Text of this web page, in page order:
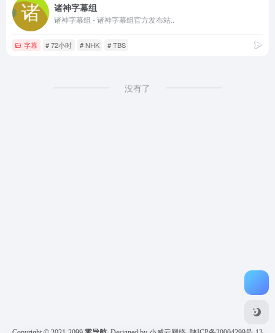
诸神字幕组
诸神字幕组 - 诸神字幕组官方发布站..
字幕 # 72小时 # NHK # TBS
没有了